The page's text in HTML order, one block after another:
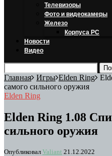
Телевизоры
Фото и видеокамеры
Железо
Корпуса PC
Новости
Видео
Главная Игры Elden Ring
самого сильного оружия
Elden Ring
Elden Ring 1.08
сильного оружия
Опубликовал Valiant 21.12.2022